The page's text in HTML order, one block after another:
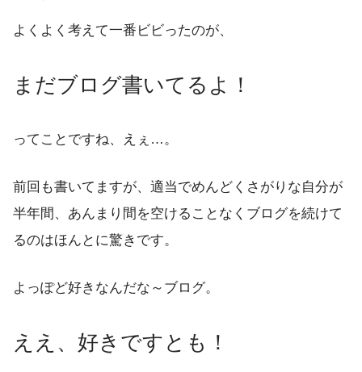
よくよく考えて一番ビビったのが、
まだブログ書いてるよ！
ってことですね、えぇ…。
前回も書いてますが、適当でめんどくさがりな自分が
半年間、あんまり間を空けることなくブログを続けて
るのはほんとに驚きです。
よっぽど好きなんだな～ブログ。
ええ、好きですとも！